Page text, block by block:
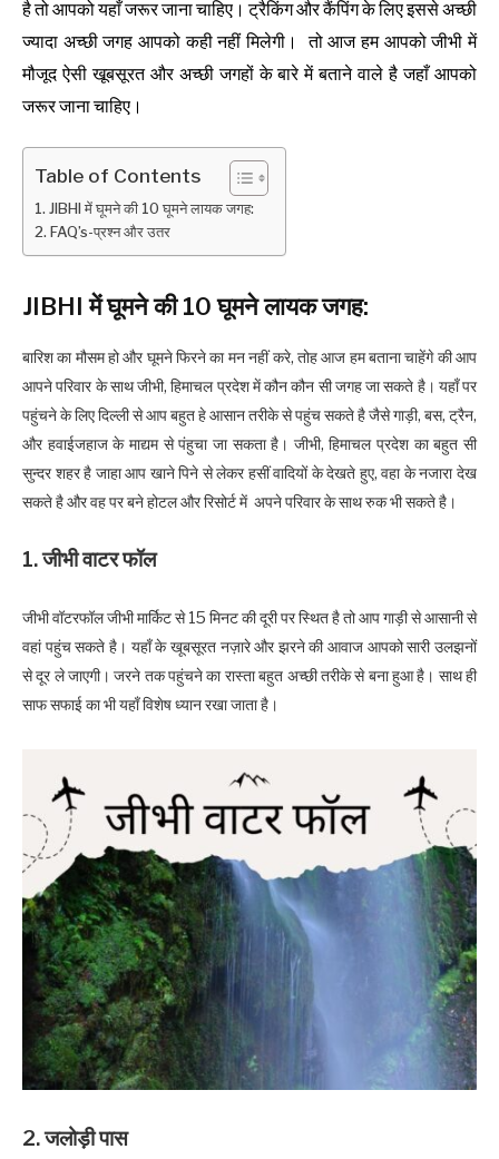
है तो आपको यहाँ जरूर जाना चाहिए। ट्रैकिंग और कैंपिंग के लिए इससे अच्छी
ज्यादा अच्छी जगह आपको कही नहीं मिलेगी। तो आज हम आपको जीभी में
मौजूद ऐसी खूबसूरत और अच्छी जगहों के बारे में बताने वाले है जहाँ आपको
जरूर जाना चाहिए।
Table of Contents
JIBHI में घूमने की 10 घूमने लायक जगह:
FAQ’s-प्रश्न और उतर
JIBHI में घूमने की 10 घूमने लायक जगह:
बारिश का मौसम हो और घूमने फिरने का मन नहीं करे, तोह आज हमबताना चाहेंगे की आप
आपने परिवार के साथ जीभी, हिमाचल प्रदेश में कौन कौन सी जगह जा सकते है। यहाँ पर
पहुंचने के लिए दिल्ली से आप बहुत हे आसान तरीके से पहुंच सकते है जैसे गाड़ी, बस, ट्रैन,
और हवाईजहाज के माद्यम से पंहुचा जा सकता है। जीभी,हिमाचलप्रदेश का बहुत सी
सुन्दर शहर है जाहा आप खाने पिने से लेकर हसीं वादियों के देखते हुए, वहा के नजारा देख
सकते है और वह पर बने होटल और रिसोर्ट में अपने परिवार के साथ रुक भी सकते है।
1. जीभी वाटर फॉल
जीभी वॉटरफॉल जीभी मार्किट से 15 मिनट की दूरी पर स्थित है तो आप गाड़ी से आसानी से
वहां पहुंच सकते है। यहाँ के खूबसूरत नज़ारे और झरने की आवाज आपको सारी उलझनों
से दूर ले जाएगी। जरने तक पहुंचने का रास्ता बहुत अच्छी तरीके से बना हुआ है। साथ ही
साफ सफाई का भी यहाँ विशेष ध्यान रखा जाता है।
2. जलोड़ी पास